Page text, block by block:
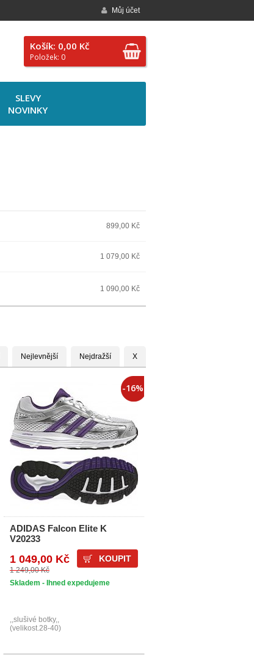
Můj účet
Košík: 0,00 Kč
Položek: 0
SLEVY
NOVINKY
899,00 Kč
1 079,00 Kč
1 090,00 Kč
Nejlevnější Nejdražší X
-16%
ADIDAS Falcon Elite K
V20233
1 049,00 Kč
1 249,00 Kč
KOUPIT
Skladem - Ihned expedujeme
,,slušivé botky,,
(velikost.28-40)